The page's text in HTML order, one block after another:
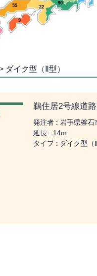
90
22
55
9
ダイク型（Ⅱ型）
鵜住居2号線道
発注者 : 岩手県釜石
延長 : 14m
タイプ : ダイク型（Ⅱ